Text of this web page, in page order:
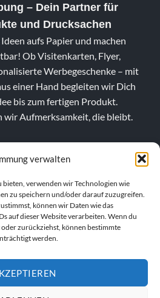
verwalten
bieten, verwenden wir Technologien wie
zu speichern und/oder darauf zuzugreifen.
können wir Daten wie das
auf dieser Website verarbeiten. Wenn du
zurückziehst, können bestimmte
werden.
– Dein Partner für
und Drucksachen
aufs Papier und machen
Ob Visitenkarten, Flyer,
Werbegeschenke – mit
einer Hand begleiten wir Dich
bis zum fertigen Produkt.
wir Aufmerksamkeit, die bleibt.